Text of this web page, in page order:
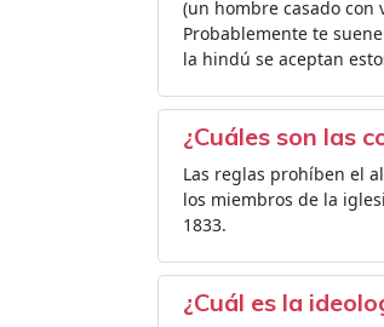
(un hombre casado con
Probablemente te
la hindú se aceptan
¿Cuáles son las
Las reglas prohíben el
los miembros de la
1833.
¿Cuál es la